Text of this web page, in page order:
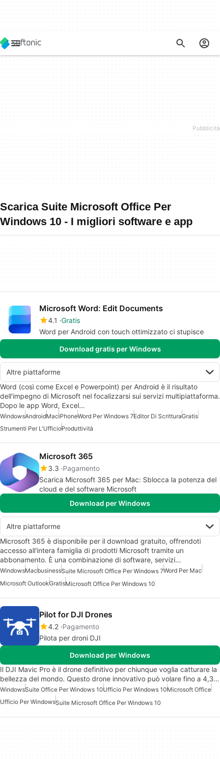
Scarica Suite Microsoft Office Per
Windows 10 - I migliori software e app
Microsoft Word: Edit Documents
4.1 Gratis
Word per Android con touch ottimizzato ci stupisce
Download gratis per Windows
Altre piattaforme
Word (così come Excel e Powerpoint) per Android è il risultato
dell'impegno di Microsoft nel focalizzarsi sui servizi multipiattaforma.
Dopo le app Word, Excel…
WindowsAndroidMaciPhoneWord Per Windows 7Editor Di ScritturaGratis
Strumenti Per L'UfficioProduttività
Microsoft 365
3.3 Pagamento
Scarica Microsoft 365 per Mac: Sblocca la potenza del
cloud e del software Microsoft
Download per Windows
Altre piattaforme
Microsoft 365 è disponibile per il download gratuito, offrendoti
accesso all'intera famiglia di prodotti Microsoft tramite un
abbonamento. È una combinazione di software, servizi…
WindowsMacbusinessSuite Microsoft Office Per Windows 7Word Per Mac
Microsoft OutlookGratisMicrosoft Office Per Windows 10
Pilot for DJI Drones
4.2 Pagamento
Pilota per droni DJI
Download per Windows
Il DJI Mavic Pro è il drone definitivo per chiunque voglia catturare la
bellezza del mondo. Questo drone innovativo può volare fino a 4,3…
WindowsSuite Office Per Windows 10Ufficio Per Windows 10Microsoft Office
Ufficio Per WindowsSuite Microsoft Office Per Windows 10